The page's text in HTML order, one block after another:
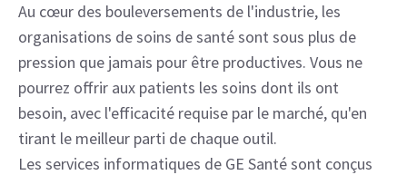
Au cœur des bouleversements de l'industrie, les
organisations de soins de santé sont sous plus de
pression que jamais pour être productives. Vous ne
pourrez offrir aux patients les soins dont ils ont
besoin, avec l'efficacité requise par le marché, qu'en
tirant le meilleur parti de chaque outil.
Les services informatiques de GE Santé sont conçus